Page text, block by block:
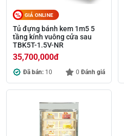
GIÁ ONLINE
Tủ đựng bánh kem 1m5 5
tầng kính vuông cửa sau
TBK5T-1.5V-NR
35,700,000đ
Đã bán: 10 0 Đánh giá